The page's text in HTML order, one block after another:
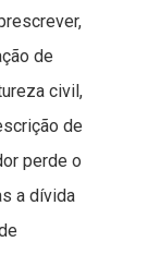
de
civil,
de
perde o
a dívida